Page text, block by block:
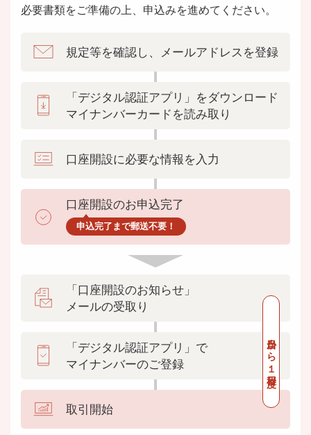
必要書類をご準備の上、申込みを進めてください。
規定等を確認し、 メールアドレスを登録
「デジタル認証アプリ」をダウンロード
マイナンバーカードを読み取り
口座開設に必要な情報を入力
口座開設のお申込完了
申込完了まで郵送不要！
当日から１日程度
「口座開設のお知らせ」
メールの受取り
「デジタル認証アプリ」で
マイナンバーのご登録
取引開始